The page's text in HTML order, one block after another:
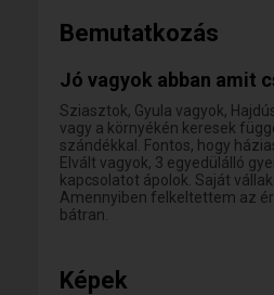
Bemutatkozás
Jó vagyok abban amit
Sziasztok, Gyula vagyok,
vagy a környékén keresek
szándékkal. Fontos, hogy
Elvált vagyok, 3 egyedülálló
kapcsolatot ápolok. Saját
Amennyiben felkeltettem az
bátran.
Képek